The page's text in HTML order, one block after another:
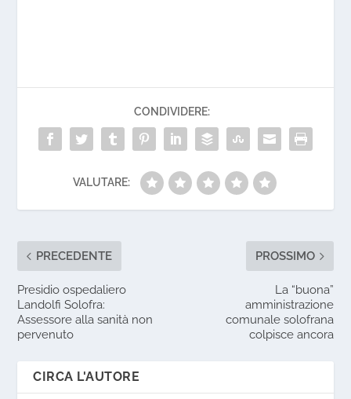
CONDIVIDERE:
VALUTARE:
PRECEDENTE
Presidio ospedaliero
Landolfi Solofra:
Assessore alla sanità non
pervenuto
PROSSIMO
La “buona”
amministrazione
comunale solofrana
colpisce ancora
CIRCA L'AUTORE